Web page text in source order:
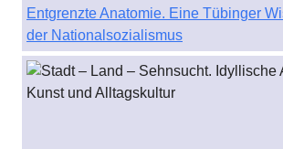
Entgrenzte Anatomie. Eine Tübinger
der Nationalsozialismus